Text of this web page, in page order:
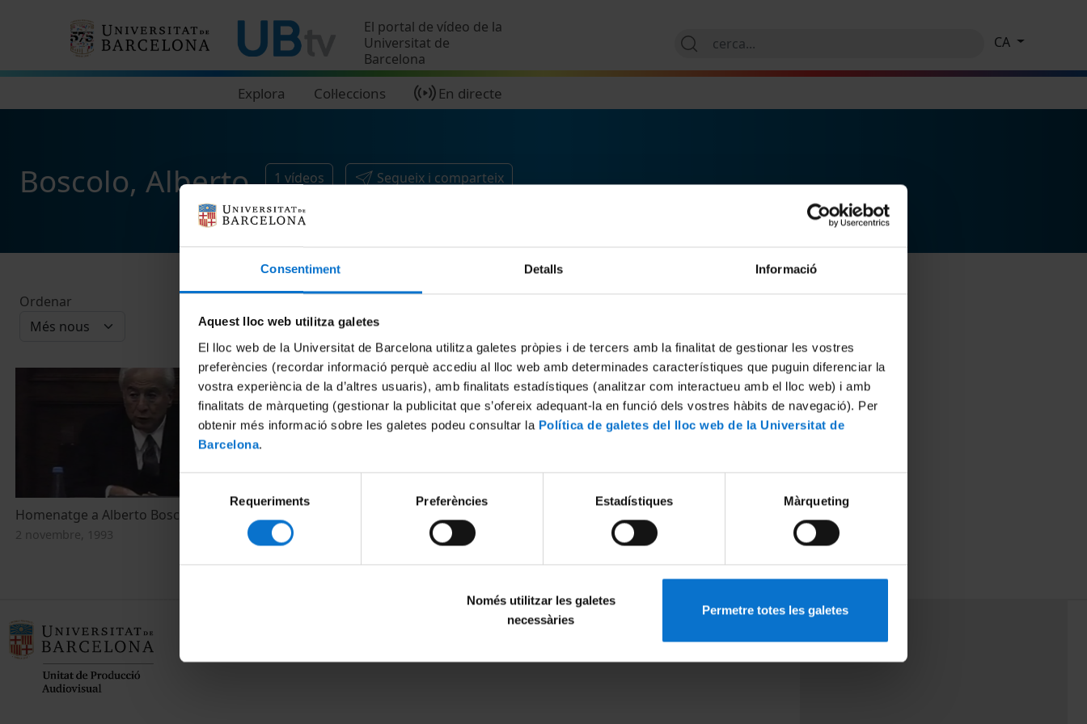
Consentiment Detalls Informació
Aquest lloc web utilitza galetes
El lloc web de la Universitat de Barcelona utilitza galetes pròpies i de tercers amb la finalitat de gestionar les vostres
preferències (recordar informació perquè accediu al lloc web amb determinades característiques que puguin diferenciar la
vostra experiència de la d’altres usuaris), amb finalitats estadístiques (analitzar com interactueu amb el lloc web) i amb
finalitats de màrqueting (gestionar la publicitat que s’ofereix adequant-la en funció dels vostres hàbits de navegació). Per
obtenir més informació sobre les galetes podeu consultar la Política de galetes del lloc web de la Universitat de
Barcelona.
Selecció
de
consentiment
Requeriments Preferències Estadístiques Màrqueting
Només utilitzar les galetes
necessàries
Permetre totes les galetes
El portal de vídeo de la
Universitat de
Barcelona
Explora Col·leccions En directe
CA
Boscolo, Alberto 1 vídeos Segueix i comparteix
Ordenar
Homenatge a Alberto Boscolo
2 novembre, 1993
MENÚ PEU 1 PEU 3